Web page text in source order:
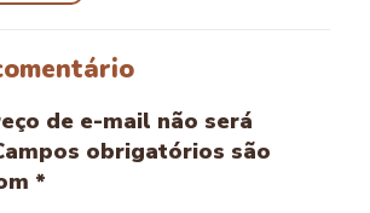
de e-mail não será
obrigatórios são
*